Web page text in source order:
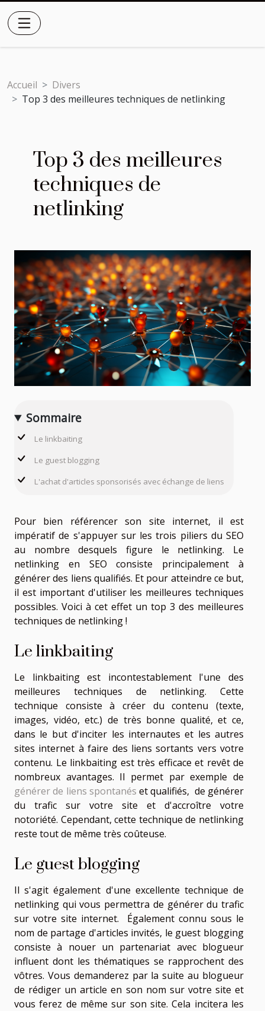
Accueil
Divers
Top 3 des meilleures techniques de netlinking
Top 3 des meilleures
techniques de
netlinking
Sommaire
Le linkbaiting
Le guest blogging
L'achat d'articles sponsorisés avec échange de liens
Pour bien référencer son site internet, il est
impératif de s'appuyer sur les trois piliers du SEO
au nombre desquels figure le netlinking. Le
netlinking en SEO consiste principalement à
générer des liens qualifiés. Et pour atteindre ce but,
il est important d'utiliser les meilleures techniques
possibles. Voici à cet effet un top 3 des meilleures
techniques de netlinking !
Le linkbaiting
Le linkbaiting est incontestablement l'une des
meilleures techniques de netlinking. Cette
technique consiste à créer du contenu (texte,
images, vidéo, etc.) de très bonne qualité, et ce,
dans le but d'inciter les internautes et les autres
sites internet à faire des liens sortants vers votre
contenu. Le linkbaiting est très efficace et revêt de
nombreux avantages. Il permet par exemple de
générer de liens spontanés et qualifiés, de générer
du trafic sur votre site et d'accroître votre
notoriété. Cependant, cette technique de netlinking
reste tout de même très coûteuse.
Le guest blogging
Il s'agit également d'une excellente technique de
netlinking qui vous permettra de générer du trafic
sur votre site internet. Également connu sous le
nom de partage d'articles invités, le guest blogging
consiste à nouer un partenariat avec blogueur
influent dont les thématiques se rapprochent des
vôtres. Vous demanderez par la suite au blogueur
de rédiger un article en son nom sur votre site et
vous ferez de même sur son site. Cela incitera les